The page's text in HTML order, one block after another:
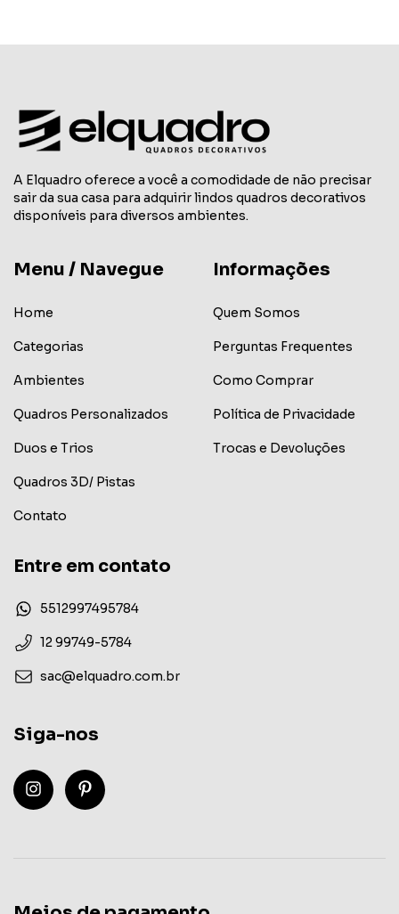
A Elquadro oferece a você a comodidade de não precisar
sair da sua casa para adquirir lindos quadros decorativos
disponíveis para diversos ambientes.
Menu / Navegue
Home
Categorias
Ambientes
Quadros Personalizados
Duos e Trios
Quadros 3D/ Pistas
Contato
Informações
Quem Somos
Perguntas Frequentes
Como Comprar
Política de Privacidade
Trocas e Devoluções
Entre em contato
5512997495784
12 99749-5784
sac@elquadro.com.br
Siga-nos